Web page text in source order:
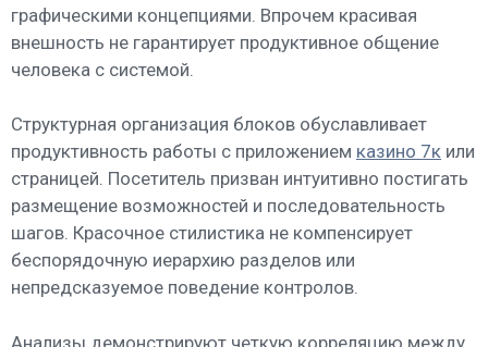
графическими концепциями. Впрочем красивая
внешность не гарантирует продуктивное общение
человека с системой.
Структурная организация блоков обуславливает
продуктивность работы с приложением казино 7к или
страницей. Посетитель призван интуитивно постигать
размещение возможностей и последовательность
шагов. Красочное стилистика не компенсирует
беспорядочную иерархию разделов или
непредсказуемое поведение контролов.
Анализы демонстрируют четкую корреляцию между